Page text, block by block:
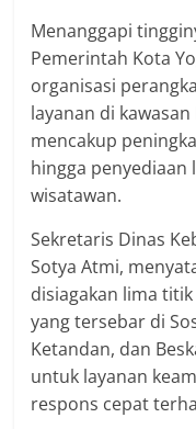
Menanggapi
Pemerintah Kota
organisasi
layanan di
mencakup
hingga penyediaan
wisatawan.
Sekretaris Dinas
Sotya Atmi,
disiagakan lima
yang tersebar di
Ketandan, dan
untuk layanan
respons cepat